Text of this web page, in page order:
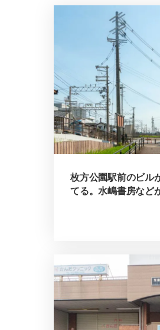
枚方公園駅前のビル
てる。水嶋書房など